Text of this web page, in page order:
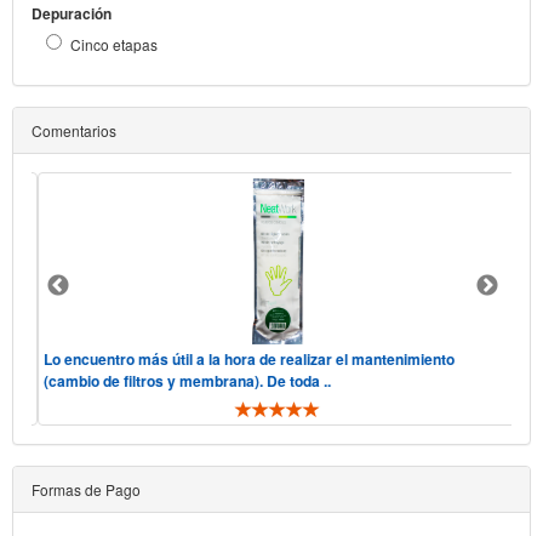
Depuración
Cinco etapas
Comentarios
Lo encuentro más útil a la hora de realizar el mantenimiento
(cambio de filtros y membrana). De toda ..
Formas de Pago